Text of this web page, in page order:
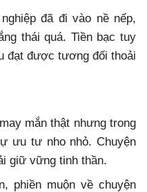
đã đi vào nề nếp,
thái quá. Tiền bạc tuy
đạt được tương đối thoải
mắn thật nhưng trong
ưu tư nho nhỏ. Chuyện
giữ vững tinh thần.
phiền muộn về chuyện